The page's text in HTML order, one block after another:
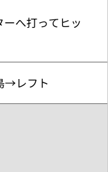
へ打ってヒッ
→レフト